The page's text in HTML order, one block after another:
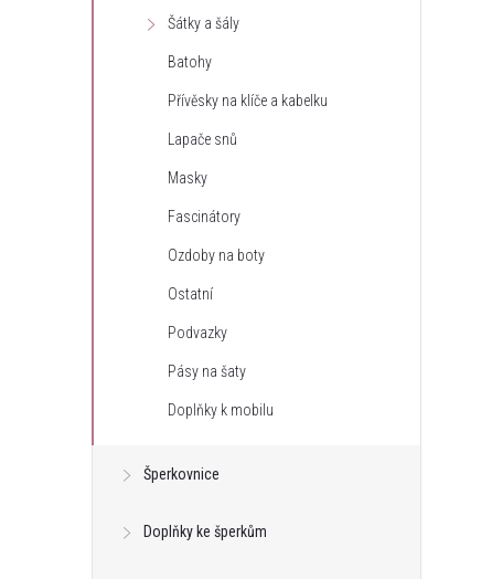
Šátky a šály
Batohy
Přívěsky na klíče a kabelku
Lapače snů
Masky
Fascinátory
Ozdoby na boty
Ostatní
Podvazky
Pásy na šaty
Doplňky k mobilu
Šperkovnice
Doplňky ke šperkům